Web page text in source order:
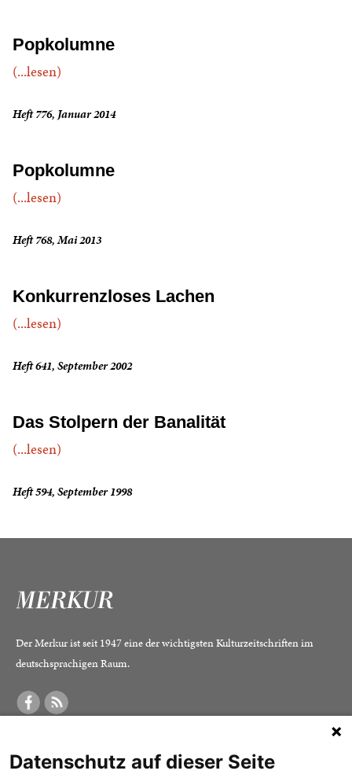
Popkolumne
(...lesen)
Heft 776, Januar 2014
Popkolumne
(...lesen)
Heft 768, Mai 2013
Konkurrenzloses Lachen
(...lesen)
Heft 641, September 2002
Das Stolpern der Banalität
(...lesen)
Heft 594, September 1998
Der Merkur ist seit 1947 eine der wichtigsten Kulturzeitschriften im
deutschsprachigen Raum.
Was ist der Merkur? Alle Abos im Überblick Impressum
Datenschutz auf dieser Seite